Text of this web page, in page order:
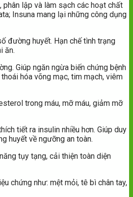
phân lập và làm sạch các hoạt chất
Insuna mang lại những công dụng
đường huyết. Hạn chế tình trạng
ăn.
Giúp ngăn ngừa biến chứng bệnh
hóa võng mạc, tim mạch, viêm
trong máu, mỡ máu, giảm mỡ
tiết ra insulin nhiều hơn. Giúp duy
huyết về ngưỡng an toàn.
tụy tạng, cải thiện toàn diện
chứng như: mệt mỏi, tê bì chân tay,